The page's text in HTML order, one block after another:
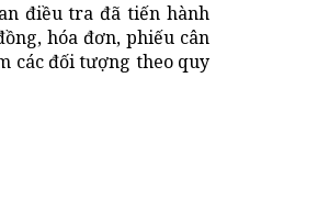
điều tra đã tiến hành
hóa đơn, phiếu cân
các đối tượng theo quy